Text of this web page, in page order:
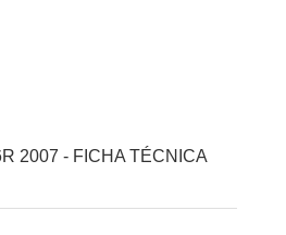
2007 - FICHA TÉCNICA